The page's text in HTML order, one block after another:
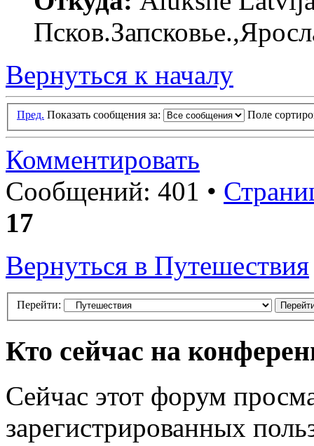
Вернуться к началу
Пред. Показать сообщения за: Поле
Комментировать
Сообщений: 401 •
17
Вернуться в Путешествия
Перейти:
Кто сейчас на
Сейчас этот форум
зарегистрированных